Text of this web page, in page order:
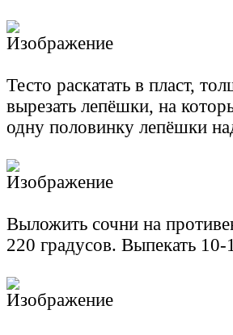
Тесто раскатать в пласт,
вырезать лепёшки, на
одну половинку лепёшки
Выложить сочни на
220 градусов. Выпекать 10-